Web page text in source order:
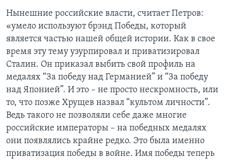
Нынешние российские власти, считает Петров:
«умело используют брэнд Победы, который
является частью нашей общей истории. Как в свое
время эту тему узурпировал и приватизировал
Сталин. Он приказал выбить свой профиль на
медалях “За победу над Германией” и “За победу
над Японией”. И это – не просто нескромность, или
то, что позже Хрущев назвал “культом личности”.
Ведь такого не позволяли себе даже многие
российские императоры – на победных медалях
они появлялись крайне редко. Это была именно
приватизация победы в войне. Имя победы теперь